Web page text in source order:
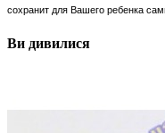
сохранит для Вашего ребенка
Ви дивилися